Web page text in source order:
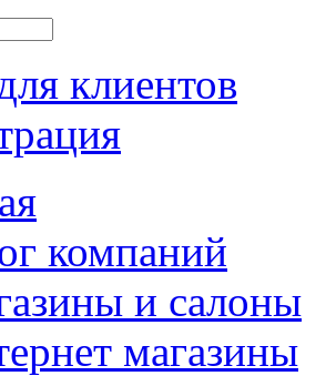
клиентов
компаний
и салоны
магазины